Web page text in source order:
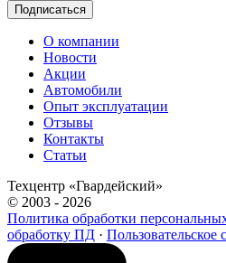
Подписаться
О компании
Новости
Акции
Автомобили
Опыт эксплуатации
Отзывы
Контакты
Статьи
Техцентр «Гвардейский»
© 2003 - 2026
Политика обработки
обработку ПД · Пользовательское